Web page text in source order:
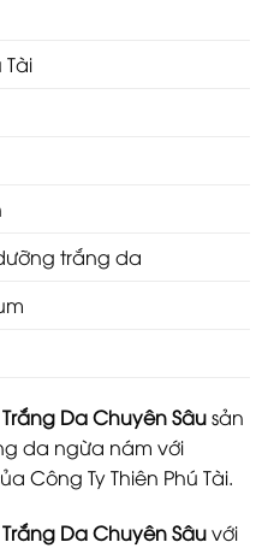
Tài
trắng da
Da Chuyên Sâusản
da ngừa nám với
Công Ty Thiên Phú Tài.
Da Chuyên Sâuvới